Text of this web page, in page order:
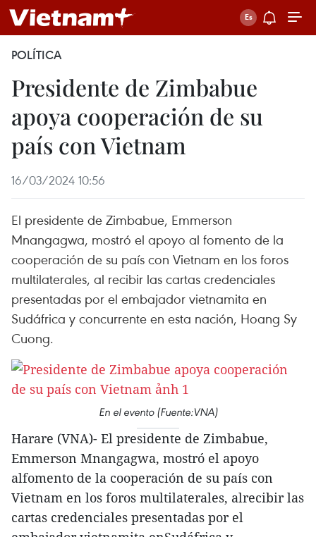
POLÍTICA
Presidente de Zimbabue
apoya cooperación de su
país con Vietnam
16/03/2024 10:56
El presidente de Zimbabue, Emmerson
Mnangagwa, mostró el apoyo al fomento de la
cooperación de su país con Vietnam en los foros
multilaterales, al recibir las cartas credenciales
presentadas por el embajador vietnamita en
Sudáfrica y concurrente en esta nación, Hoang Sy
Cuong.
En el evento (Fuente:VNA)
Harare (VNA)- El presidente de Zimbabue,
Emmerson Mnangagwa, mostró el apoyo
alfomento de la cooperación de su país con
Vietnam en los foros multilaterales, alrecibir las
cartas credenciales presentadas por el